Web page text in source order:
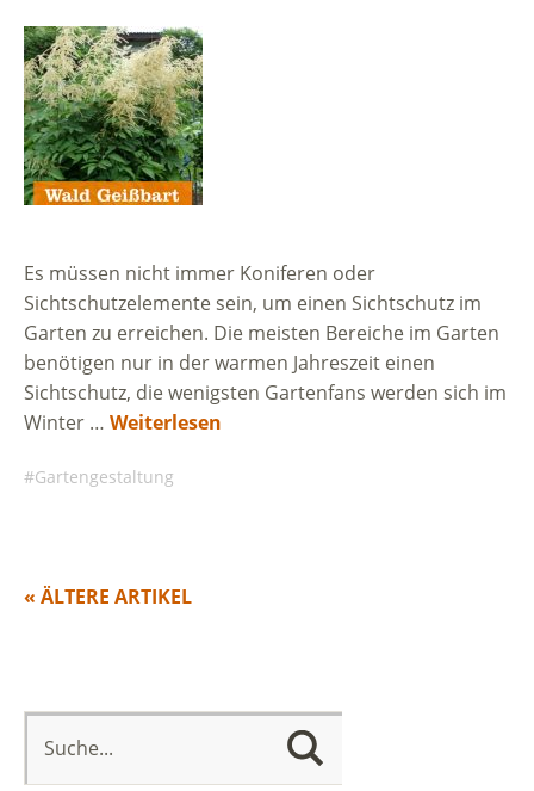
Es müssen nicht immer Koniferen oder
Sichtschutzelemente sein, um einen Sichtschutz im
Garten zu erreichen. Die meisten Bereiche im Garten
benötigen nur in der warmen Jahreszeit einen
Sichtschutz, die wenigsten Gartenfans werden sich im
Winter … Weiterlesen
Gartengestaltung
« ÄLTERE ARTIKEL